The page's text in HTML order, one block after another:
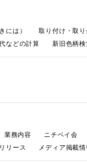
には） 取り付け・取
などの計算 新旧色柄検
業務内容 ニチベイ会
リース メディア掲載情